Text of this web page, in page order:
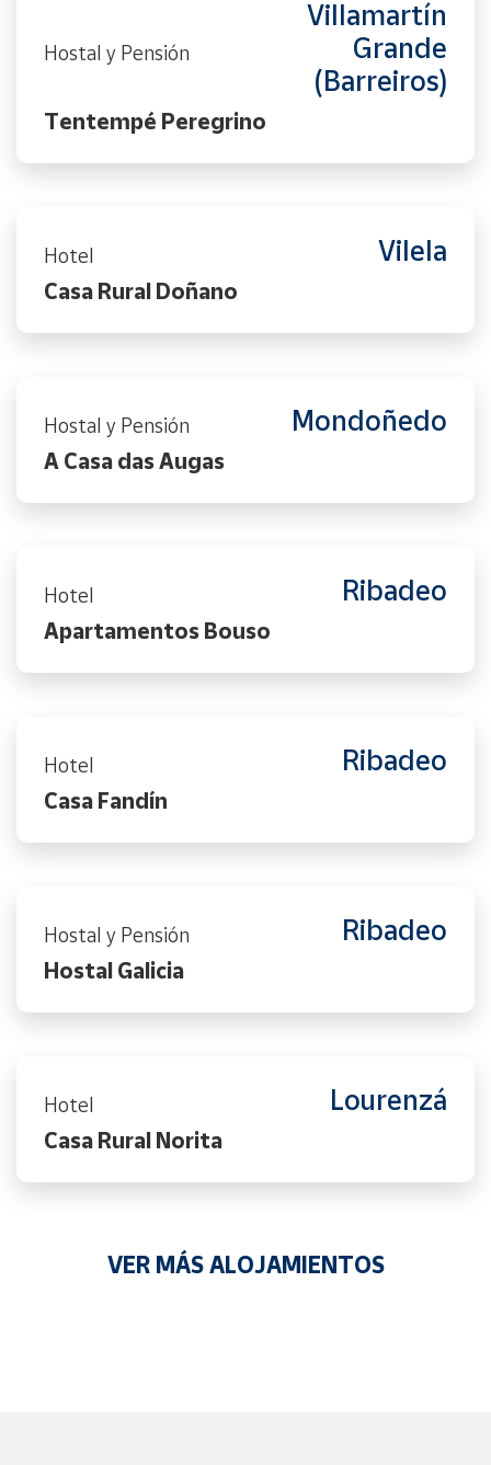
Hostal y Pensión
Villamartín
Grande
(Barreiros)
Tentempé Peregrino
Hotel Vilela
Casa Rural Doñano
Hostal y Pensión Mondoñedo
A Casa das Augas
Hotel Ribadeo
Apartamentos Bouso
Hotel Ribadeo
Casa Fandín
Hostal y Pensión Ribadeo
Hostal Galicia
Hotel Lourenzá
Casa Rural Norita
VER MÁS ALOJAMIENTOS